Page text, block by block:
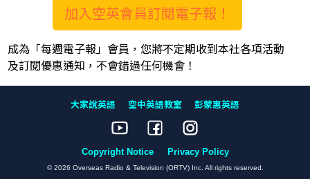
加入空英會員訂閱電子報！
成為「每週電子報」會員，您將不定期收到本社各項活動
及訂閱優惠通知，不會錯過任何機會！
大家說英語 空中英語教室 彭蒙惠英語
Copyright Notice Privacy Policy
© 2026 Overseas Radio & Television (ORTV) Inc. All rights reserved.